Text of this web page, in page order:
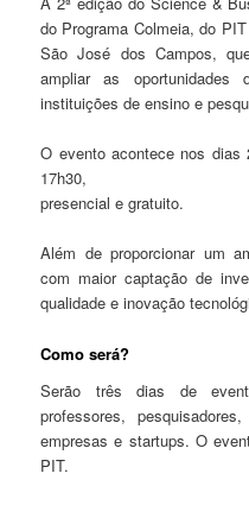
do Programa Colmeia, do
São José dos Campos,
ampliar as
instituições de ensino e
O evento acontece nos
17h30,
presencial e gratuito.
Além de proporcionar um
com maior captação de
qualidade e inovação
Como será?
Serão três dias de
professores,
empresas e startups. O
PIT.